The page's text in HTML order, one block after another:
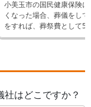
小美玉市の国民健康保険
くなった場合、葬儀をし
をすれば、葬祭費として
ができます。 逆に申請し
では申請方法など詳しく
はどこですか？